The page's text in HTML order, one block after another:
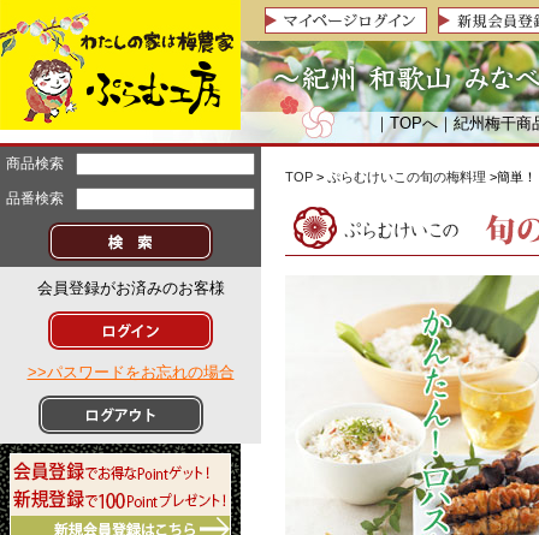
｜TOPへ｜紀州梅干商
商品検索
品番検索
会員登録がお済みのお客様
>>パスワードをお忘れの場合
TOP > ぷらむけいこの旬の梅料理 >簡単